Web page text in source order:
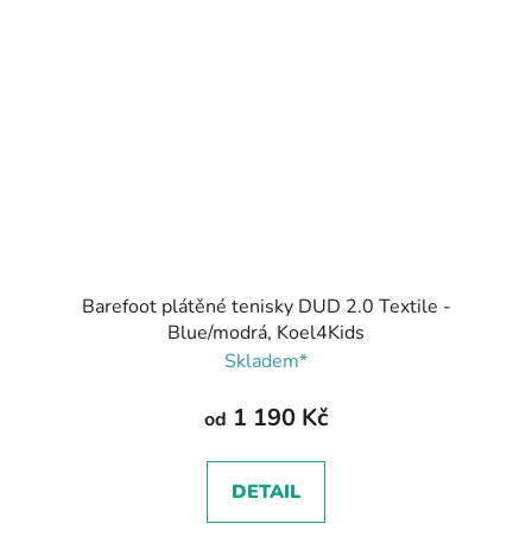
Barefoot plátěné tenisky DUD 2.0 Textile -
Blue/modrá, Koel4Kids
Skladem*
od 1 190 Kč
DETAIL